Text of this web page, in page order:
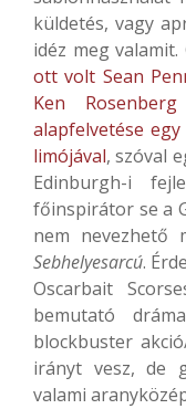
küldetés, vagy
idéz meg valamit.
ott volt Sean
Ken
alapfelvetése
limójával, szóval
Edinburgh-i
főinspirátor se a
nem nevezhető
Sebhelyesarcú.
Oscarbait
bemutató
blockbuster
irányt vesz, de
valami